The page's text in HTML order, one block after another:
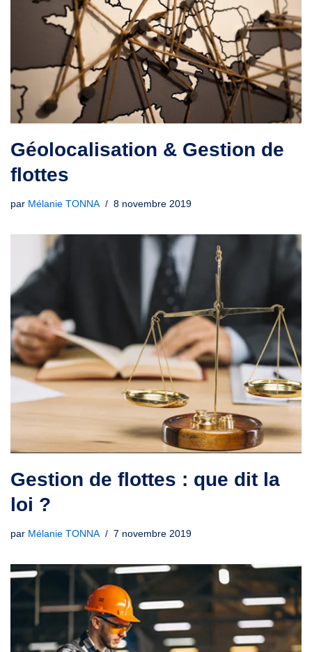
Géolocalisation & Gestion de
flottes
par Mélanie TONNA 8 novembre 2019
Gestion de flottes : que dit la
loi ?
par Mélanie TONNA 7 novembre 2019